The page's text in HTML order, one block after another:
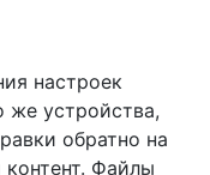
настроек
же устройства,
обратно на
Файлы